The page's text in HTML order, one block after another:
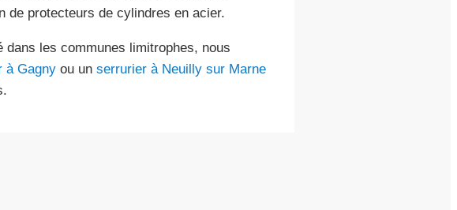
de protecteurs de cylindres en acier.
les communes limitrophes, nous
à Gagnyou un serrurier à Neuilly sur Marne